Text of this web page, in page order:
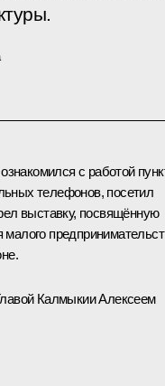
с работой
телефонов, посетил
выставку, посвящённую
Калмыкии Алексеем